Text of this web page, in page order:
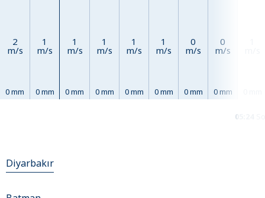
2
m/s
0 mm
1
m/s
0 mm
1
m/s
0 mm
1
m/s
0 mm
1
m/s
0 mm
1
m/s
0 mm
0
m/s
0 mm
0
m/s
0 mm
05:24
Diyarbakır